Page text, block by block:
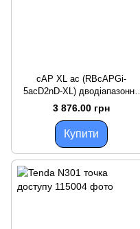
cAP XL ac (RBcAPGi-
5acD2nD-XL) дводіапазонна
точка доступу
3 876.00 грн
Купити